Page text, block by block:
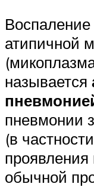
Воспаление
атипичной
называется
пневмонии
(в
проявления
обычной